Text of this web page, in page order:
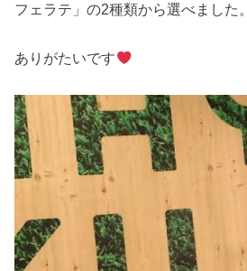
フェラテ」の2種類から選べました。
ありがたいです